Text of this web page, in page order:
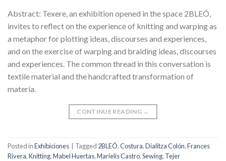
Abstract: Texere, an exhibition opened in the space 2BLEÓ,
invites to reflect on the experience of knitting and warping as
a metaphor for plotting ideas, discourses and experiences,
and on the exercise of warping and braiding ideas, discourses
and experiences. The common thread in this conversation is
textile material and the handcrafted transformation of
materia.
CONTINUE READING →
Posted inExhibiciones Tagged 2BLEÓ,Costura,Dialitza Colón,Frances
Rivera,Knitting,Mabel Huertas,Marielis Castro,Sewing, Tejer